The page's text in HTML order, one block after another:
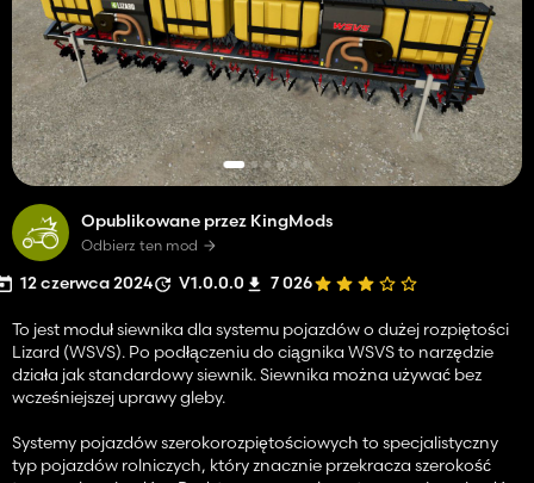
Opublikowane przez KingMods
Odbierz ten mod
12 czerwca 2024 V1.0.0.0 7 026
To jest moduł siewnika dla systemu pojazdów o dużej rozpiętości
Lizard (WSVS). Po podłączeniu do ciągnika WSVS to narzędzie
działa jak standardowy siewnik. Siewnika można używać bez
wcześniejszej uprawy gleby.
Systemy pojazdów szerokorozpiętościowych to specjalistyczny
typ pojazdów rolniczych, który znacznie przekracza szerokość